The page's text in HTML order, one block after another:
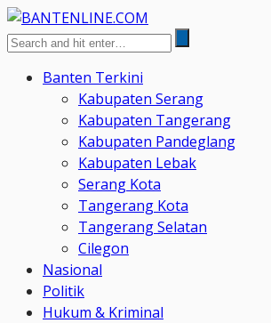
Banten Terkini
Kabupaten Serang
Kabupaten Tangerang
Kabupaten Pandeglang
Kabupaten Lebak
Serang Kota
Tangerang Kota
Tangerang Selatan
Cilegon
Nasional
Politik
Hukum & Kriminal